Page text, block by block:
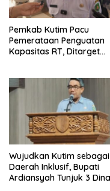
Pemkab Kutim Pacu
Pemerataan Penguatan
Kapasitas RT, Ditarget
Wujudkan Kutim sebagai
Daerah Inklusif, Bupati
Ardiansyah Tunjuk 3